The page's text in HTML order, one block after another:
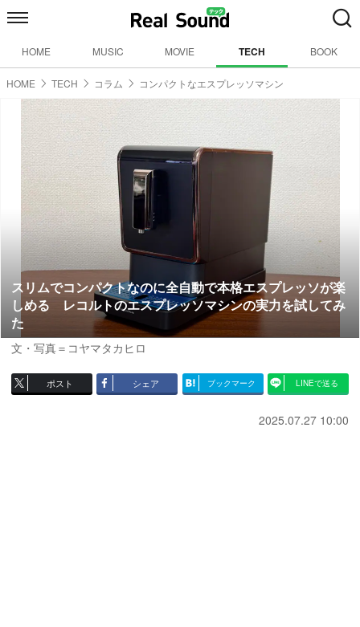
HOME MUSIC MOVIE TECH BOOK
HOME TECH コラム コンパクトなエスプレッソマシン
スリムでコンパクトなのに全自動で本格エスプレッソが楽
しめる レコルトのエスプレッソマシンの実力を試してみ
た
文・写真＝コヤマタカヒロ
ポスト シェア ブックマーク LINEで送る
2025.07.27 10:00